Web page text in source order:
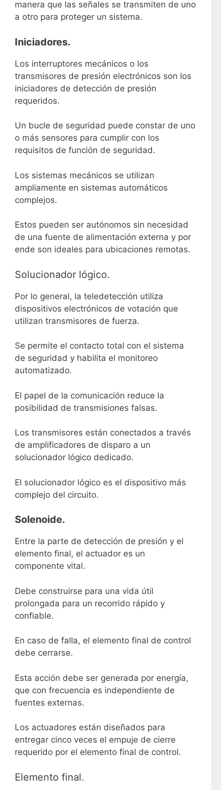
manera que las señales se transmiten de uno
a otro para proteger un sistema.
Iniciadores.
Los interruptores mecánicos o los
transmisores de presión electrónicos son los
iniciadores de detección de presión
requeridos.
Un bucle de seguridad puede constar de uno
o más sensores para cumplir con los
requisitos de función de seguridad.
Los sistemas mecánicos se utilizan
ampliamente en sistemas automáticos
complejos.
Estos pueden ser autónomos sin necesidad
de una fuente de alimentación externa y por
ende son ideales para ubicaciones remotas.
Solucionador lógico.
Por lo general, la teledetección utiliza
dispositivos electrónicos de votación que
utilizan transmisores de fuerza.
Se permite el contacto total con el sistema
de seguridad y habilita el monitoreo
automatizado.
El papel de la comunicación reduce la
posibilidad de transmisiones falsas.
Los transmisores están conectados a través
de amplificadores de disparo a un
solucionador lógico dedicado.
El solucionador lógico es el dispositivo más
complejo del circuito.
Solenoide.
Entre la parte de detección de presión y el
elemento final, el actuador es un
componente vital.
Debe construirse para una vida útil
prolongada para un recorrido rápido y
confiable.
En caso de falla, el elemento final de control
debe cerrarse.
Esta acción debe ser generada por energía,
que con frecuencia es independiente de
fuentes externas.
Los actuadores están diseñados para
entregar cinco veces el empuje de cierre
requerido por el elemento final de control.
Elemento final.